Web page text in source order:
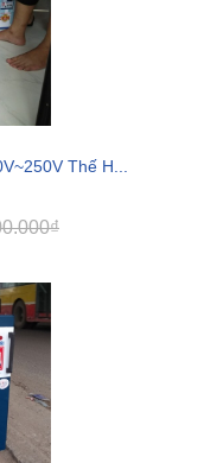
Thế H...